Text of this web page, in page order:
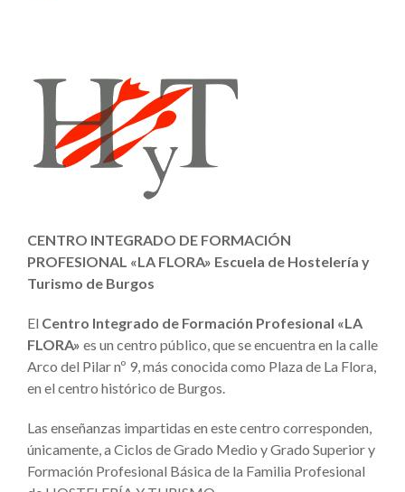
CENTRO INTEGRADO DE FORMACIÓN
PROFESIONAL «LA FLORA» Escuela de Hostelería y
Turismo de Burgos
El Centro Integrado de Formación Profesional «LA
FLORA» es un centro público, que se encuentra en la calle
Arco del Pilar nº 9, más conocida como Plaza de La Flora,
en el centro histórico de Burgos.
Las enseñanzas impartidas en este centro corresponden,
únicamente, a Ciclos de Grado Medio y Grado Superior y
Formación Profesional Básica de la Familia Profesional